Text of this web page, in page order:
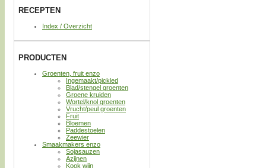
RECEPTEN
Index / Overzicht
PRODUCTEN
Groenten, fruit enzo
Ingemaakt/pickled
Blad/stengel groenten
Groene kruiden
Wortel/knol groenten
Vrucht/peul groenten
Fruit
Bloemen
Paddestoelen
Zeewier
Smaakmakers enzo
Sojasauzen
Azijnen
Kook wijn